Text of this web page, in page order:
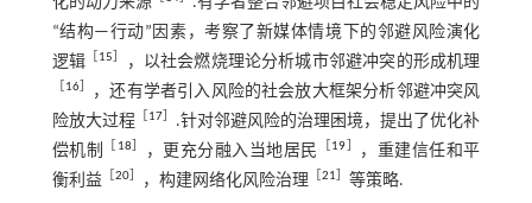
“结构—行动”因素，考察了新媒体情境下的邻避风险演化
逻辑［ 15 ，以社会燃烧理论分析城市邻避冲突的形成机理
16］
，还有学者引入风险的社会放大框架分析邻避冲突风
险放大过程
17］
.针对邻避风险的治理困境，提出了优化补
偿机制
18 ，更充分融入当地居民 19
，重建信任和平
衡利益
20］ ，构建网络化风险治理 21 等策略.